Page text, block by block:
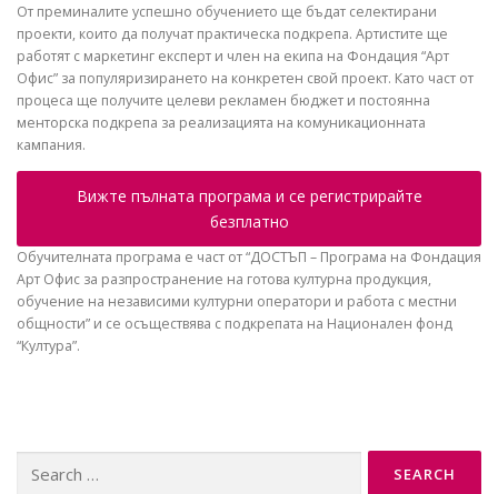
От преминалите успешно обучението ще бъдат селектирани
проекти, които да получат практическа подкрепа. Артистите ще
работят с маркетинг експерт и член на екипа на Фондация “Арт
Офис” за популяризирането на конкретен свой проект. Като част от
процеса ще получите целеви рекламен бюджет и постоянна
менторска подкрепа за реализацията на комуникационната
кампания.
Вижте пълната програма и се регистрирайте
безплатно
Обучителната програма е част от “ДОСТЪП – Програма на Фондация
Арт Офис за разпространение на готова културна продукция,
обучение на независими културни оператори и работа с местни
общности” и се осъществява с подкрепата на Национален фонд
“Култура”.
for: